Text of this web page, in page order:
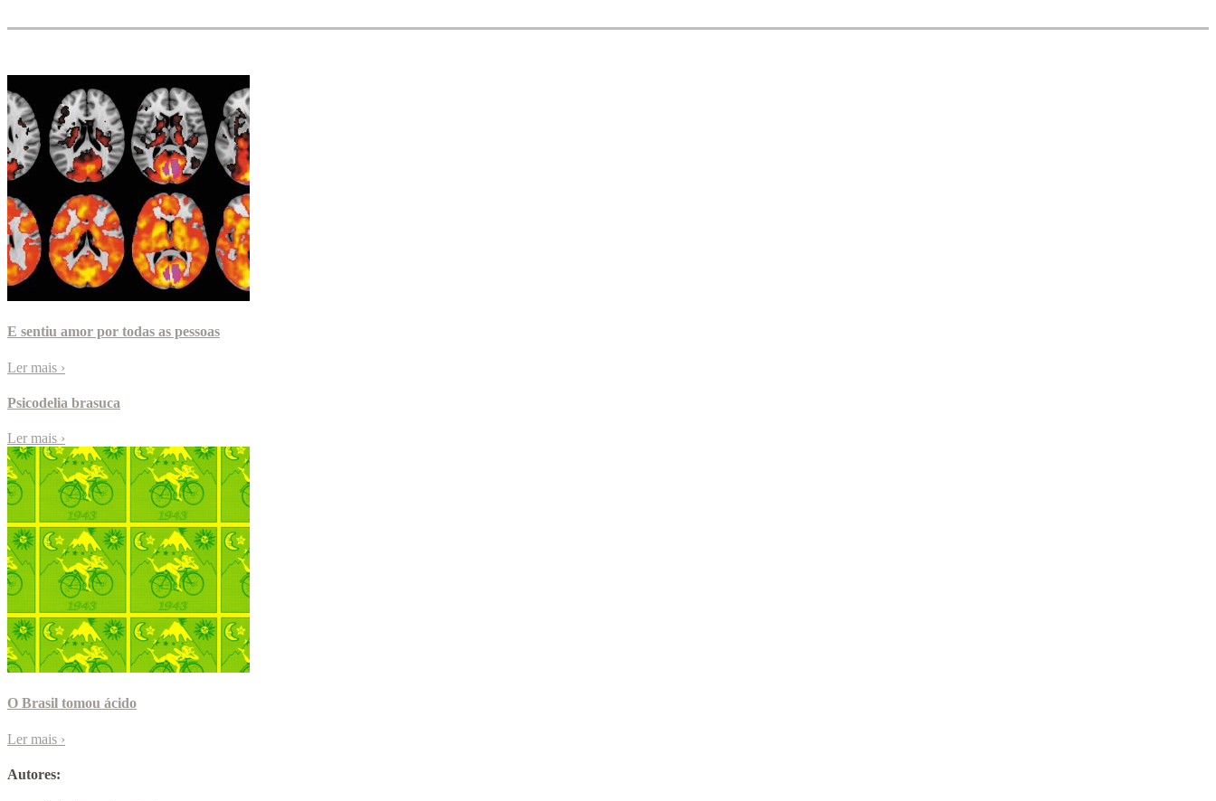
E sentiu amor por todas as pessoas
Ler mais ›
Psicodelia brasuca
Ler mais ›
O Brasil tomou ácido
Ler mais ›
Autores: